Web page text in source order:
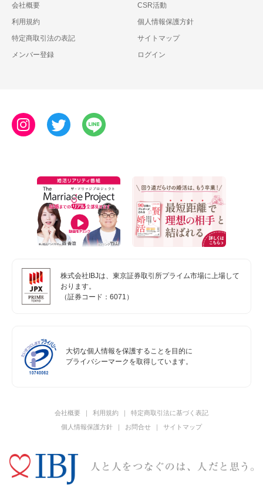
会社概要
CSR活動
利用規約
個人情報保護方針
特定商取引法の表記
サイトマップ
メンバー登録
ログイン
株式会社IBJは、東京証券取引所プライム市場に上場して
おります。
（証券コード：6071）
大切な個人情報を保護することを目的に
プライバシーマークを取得しています。
会社概要 利用規約
特定商取引法に基づく表記
個人情報保護方針
お問合せ サイトマップ